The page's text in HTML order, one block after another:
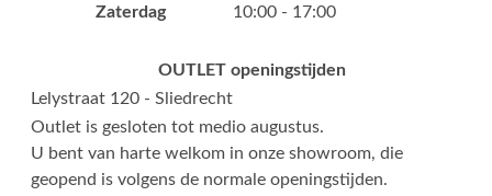
Zaterdag
10:00 - 17:00
OUTLET openingstijden
Lelystraat 120 - Sliedrecht
Outlet is gesloten tot medio augustus.
U bent van harte welkom in onze showroom, die
geopend is volgens de normale openingstijden.